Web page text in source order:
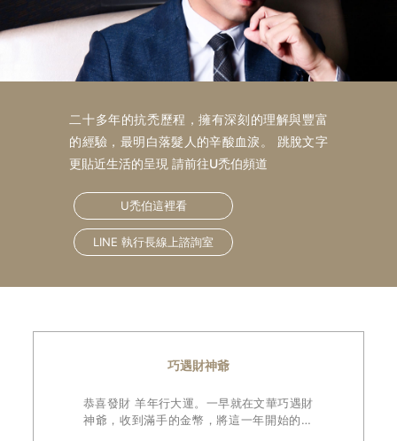
二十多年的抗禿歷程，擁有深刻的理解與豐富
的經驗，最明白落髮人的辛酸血淚。 跳脫文字
更貼近生活的呈現 請前往U禿伯頻道
U禿伯這裡看
LINE 執行長線上諮詢室
巧遇財神爺
恭喜發財 羊年行大運。一早就在文華巧遇財
神爺，收到滿手的金幣，將這一年開始的好